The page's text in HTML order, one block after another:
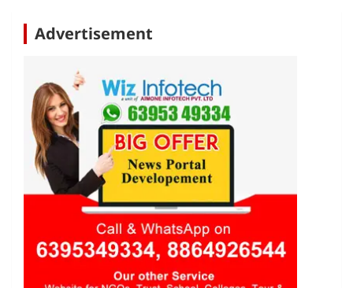
Advertisement